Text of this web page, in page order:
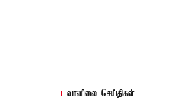
வானிலை செய்திகள்